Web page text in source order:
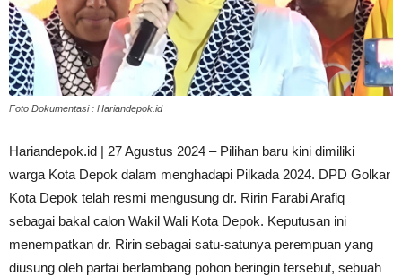
Foto Dokumentasi : Hariandepok.id
Hariandepok.id | 27 Agustus 2024 – Pilihan baru kini dimiliki
warga Kota Depok dalam menghadapi Pilkada 2024. DPD Golkar
Kota Depok telah resmi mengusung dr. Ririn Farabi Arafiq
sebagai bakal calon Wakil Wali Kota Depok. Keputusan ini
menempatkan dr. Ririn sebagai satu-satunya perempuan yang
diusung oleh partai berlambang pohon beringin tersebut, sebuah